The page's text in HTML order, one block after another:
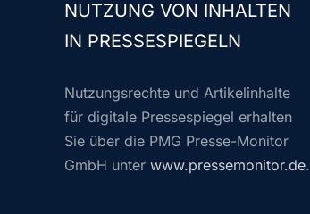
NUTZUNG VON INHALTEN
IN PRESSESPIEGELN
Nutzungsrechte und Artikelinhalte
für digitale Pressespiegel erhalten
Sie über die PMG Presse-Monitor
GmbH unter www.pressemonitor.de.